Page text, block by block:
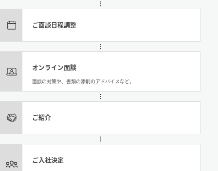
ご面談日程調整
オンライン面談
面談の対策や、書類の添削のアドバイスなど。
ご紹介
ご入社決定